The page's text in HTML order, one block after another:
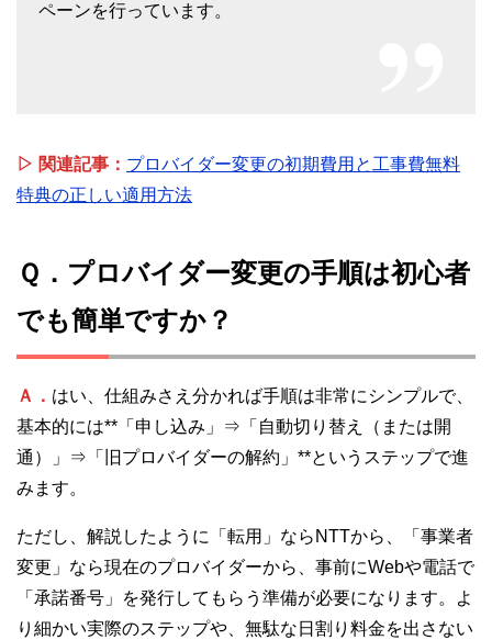
ペーンを行っています。
▷ 関連記事： プロバイダー変更の初期費用と工事費無料
特典の正しい適用方法
Ｑ．プロバイダー変更の手順は初心者
でも簡単ですか？
Ａ． はい、仕組みさえ分かれば手順は非常にシンプルで、
基本的には**「申し込み」⇒「自動切り替え（または開
通）」⇒「旧プロバイダーの解約」**というステップで進
みます。
ただし、解説したように「転用」ならNTTから、「事業者
変更」なら現在のプロバイダーから、事前にWebや電話で
「承諾番号」を発行してもらう準備が必要になります。よ
り細かい実際のステップや、無駄な日割り料金を出さない